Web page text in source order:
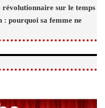
révolutionnaire sur le temps
: pourquoi sa femme ne